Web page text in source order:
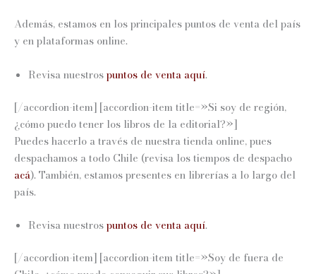
Además, estamos en los principales puntos de venta del país
y en plataformas online.
Revisa nuestrospuntos de venta aquí.
[/accordion-item] [accordion-item title=»Si soy de región,
¿cómo puedo tener los libros de la editorial?»]
Puedes hacerlo a través de nuestra tienda online, pues
despachamos a todo Chile (revisa los tiempos de despacho
acá). También, estamos presentes en librerías a lo largo del
país.
Revisa nuestrospuntos de venta aquí.
[/accordion-item] [accordion-item title=»Soy de fuera de